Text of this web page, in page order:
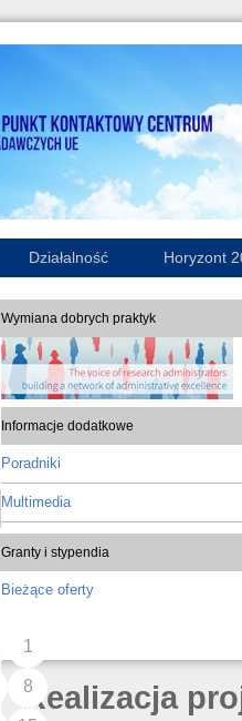
Działalność Horyzont
1
8
Wymiana dobrych praktyk
Informacje dodatkowe
Poradniki
Multimedia
Granty i stypendia
Bieżące oferty
Realizacja